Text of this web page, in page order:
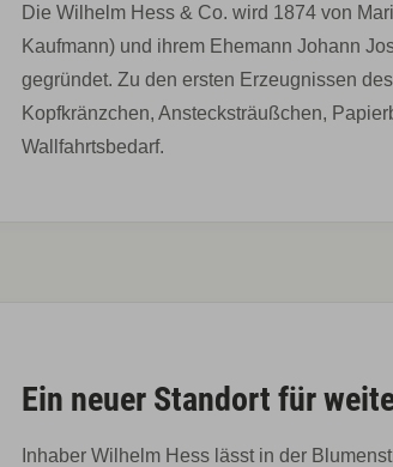
Die Wilhelm Hess & Co. wird 1874 von
Kaufmann) und ihrem Ehemann Johann
gegründet. Zu den ersten Erzeugnissen
Kopfkränzchen, Anstecksträußchen,
Wallfahrtsbedarf.
Ein neuer Standort für
Inhaber Wilhelm Hess lässt in der